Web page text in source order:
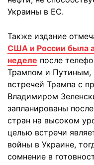
Украины в ЕС.
Также издание
США и России была
неделе после
Трампом и Путиным,
встречей Трампа с
Владимиром
запланированы
стран на высоком
целью встречи
войны в Украине,
сомнение в